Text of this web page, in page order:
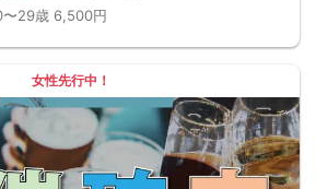
〜29歳 6,500円
女性先行中！